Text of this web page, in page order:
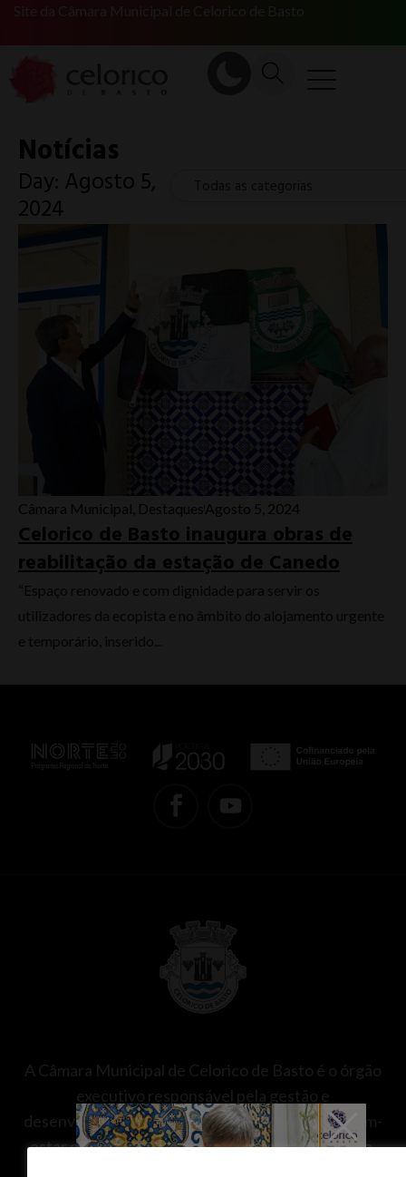
Notícias
Day: Agosto 5,
2024
Câmara Municipal Destaques Agosto 5, 2024
Celorico de Basto inaugura obras de
reabilitação da estação de Canedo
A Câmara Municipal de Celorico de Basto é o órgão
executivo responsável pela gestão e
desenvolvimento do concelho, promovendo o bem-
estar da população nas áreas da saúde, educação,